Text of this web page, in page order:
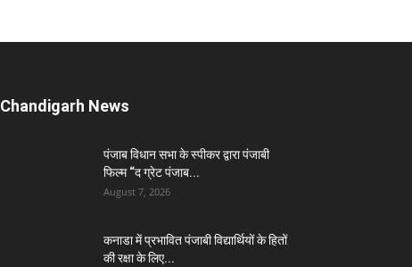
Chandigarh News
पंजाब विधान सभा के स्पीकर द्वारा पंजाबी
फिल्म “द ग्रेट पंजाब...
August 7, 2026
कनाडा में प्रभावित पंजाबी विद्यार्थियों के हितों
की रक्षा के लिए...